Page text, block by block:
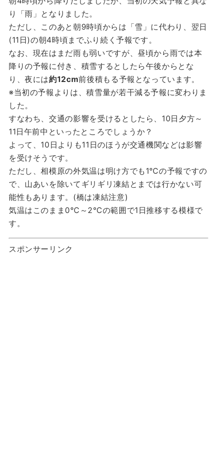
り「雨」となりました。
ただし、このあと朝9時頃からは「雪」に代わり、翌日
(11日)の朝4時頃までふり続く予報です。
なお、現在はまだ雨も弱いですが、昼頃から雨では本
降りの予報に付き、積雪するとしたら午後からとな
り、夜には約12cm前後積もる予報となっています。
※当初の予報よりは、積雪量が若干減る予報に変わりま
した。
すなわち、交通の影響を受けるとしたら、10日夕方～
11日午前中といったところでしょうか？
よって、10日よりも11日のほうが交通機関などは影響
を受けそうです。
ただし、相模原の外気温は明け方でも1℃の予報ですの
で、山あいを除いてギリギリ凍結とまでは行かない可
能性もあります。(橋は凍結注意)
気温はこのまま0℃～2℃の範囲で1日推移する模様で
す。
スポンサーリンク